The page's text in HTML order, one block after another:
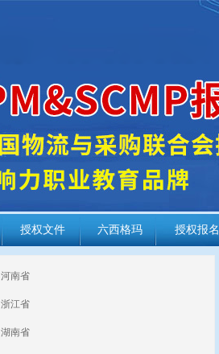
授权文件 六西格玛 授权报名
河南省
浙江省
湖南省